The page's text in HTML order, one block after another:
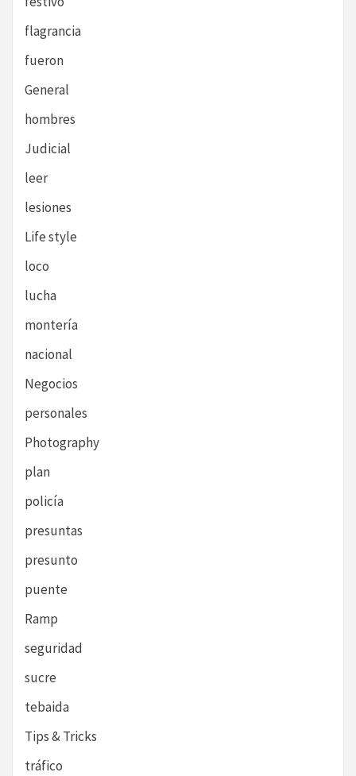
flagrancia
fueron
General
hombres
Judicial
leer
lesiones
Life style
loco
lucha
montería
nacional
Negocios
personales
Photography
plan
policía
presuntas
presunto
puente
Ramp
seguridad
sucre
tebaida
Tips & Tricks
tráfico